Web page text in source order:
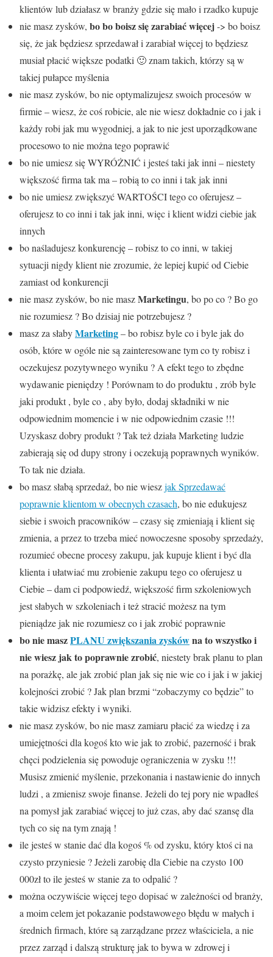
klientów lub działasz w branży gdzie się mało i rzadko kupuje
nie masz zysków, bo bo boisz się zarabiać więcej-> bo boisz
się, że jak będziesz sprzedawał i zarabiał więcej to będziesz
musiał płacić większe podatki 🙂 znam takich, którzy są w
takiej pułapce myślenia
nie masz zysków, bo nie optymalizujesz swoich procesów w
firmie – wiesz, że coś robicie, ale nie wiesz dokładnie co i jak i
każdy robi jak mu wygodniej, a jak to nie jest uporządkowane
procesowo to nie można tego poprawić
bo nie umiesz się WYRÓŻNIĆ i jesteś taki jak inni – niestety
większość firma tak ma – robią to co inni i tak jak inni
bo nie umiesz zwiększyć WARTOŚCI tego co oferujesz –
oferujesz to co inni i tak jak inni, więc i klient widzi ciebie jak
innych
bo naśladujesz konkurencję – robisz to co inni, w takiej
sytuacji nigdy klient nie zrozumie, że lepiej kupić od Ciebie
zamiast od konkurencji
nie masz zysków, bo nie maszMarketingu, bo po co ? Bo go
nie rozumiesz ? Bo dzisiaj nie potrzebujesz ?
masz za słabyMarketing– bo robisz byle co i byle jak do
osób, które w ogóle nie są zainteresowane tym co ty robisz i
oczekujesz pozytywnego wyniku ? A efekt tego to zbędne
wydawanie pieniędzy ! Porównam to do produktu , zrób byle
jaki produkt , byle co , aby było, dodaj składniki w nie
odpowiednim momencie i w nie odpowiednim czasie !!!
Uzyskasz dobry produkt ? Tak też działa Marketing ludzie
zabierają się od dupy strony i oczekują poprawnych wyników.
To tak nie działa.
bo masz słabą sprzedaż, bo nie wieszjak Sprzedawać
poprawnie klientom w obecnych czasach, bo nie edukujesz
siebie i swoich pracowników – czasy się zmieniają i klient się
zmienia, a przez to trzeba mieć nowoczesne sposoby sprzedaży,
rozumieć obecne procesy zakupu, jak kupuje klient i być dla
klienta i ułatwiać mu zrobienie zakupu tego co oferujesz u
Ciebie – dam ci podpowiedź, większość firm szkoleniowych
jest słabych w szkoleniach i też stracić możesz na tym
pieniądze jak nie rozumiesz co i jak zrobić poprawnie
bo nie maszPLANU zwiększania zyskówna to wszystko i
nie wiesz jak to poprawnie zrobić, niestety brak planu to plan
na porażkę, ale jak zrobić plan jak się nie wie co i jak i w jakiej
kolejności zrobić ? Jak plan brzmi “zobaczymy co będzie” to
takie widzisz efekty i wyniki.
nie masz zysków, bo nie masz zamiaru płacić za wiedzę i za
umiejętności dla kogoś kto wie jak to zrobić, pazerność i brak
chęci podzielenia się powoduje ograniczenia w zysku !!!
Musisz zmienić myślenie, przekonania i nastawienie do innych
ludzi , a zmienisz swoje finanse. Jeżeli do tej pory nie wpadłeś
na pomysł jak zarabiać więcej to już czas, aby dać szansę dla
tych co się na tym znają !
ile jesteś w stanie dać dla kogoś % od zysku, który ktoś ci na
czysto przyniesie ? Jeżeli zarobię dla Ciebie na czysto 100
000zł to ile jesteś w stanie za to odpalić ?
można oczywiście więcej tego dopisać w zależności od branży,
a moim celem jet pokazanie podstawowego błędu w małych i
średnich firmach, które są zarządzane przez właściciela, a nie
przez zarząd i dalszą strukturę jak to bywa w zdrowej i